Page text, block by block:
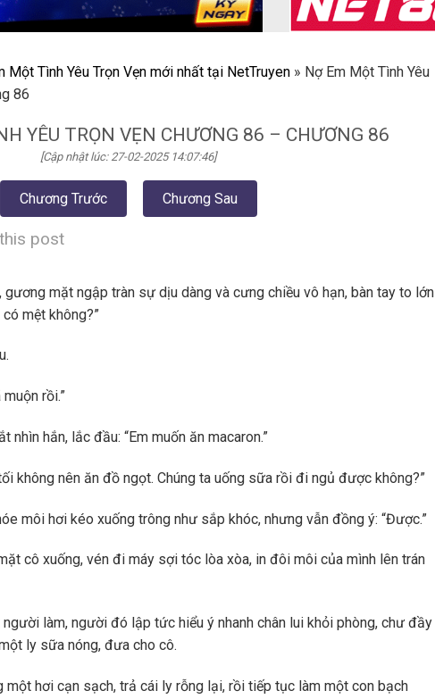
Một Tình Yêu Trọn Vẹn mới nhất tại NetTruyen » Nợ Em Một Tình Yêu
86
YÊU TRỌN VẸN CHƯƠNG 86 – CHƯƠNG 86
[Cập nhật lúc: 27-02-2025 14:07:46]
Chương Trước Chương Sau
post
gương mặt ngập tràn sự dịu dàng và cưng chiều vô hạn, bàn tay to lớn
mệt không?”
rồi.”
nhìn hắn, lắc đầu: “Em muốn ăn macaron.”
không nên ăn đồ ngọt. Chúng ta uống sữa rồi đi ngủ được không?”
môi hơi kéo xuống trông như sắp khóc, nhưng vẫn đồng ý: “Được.”
cô xuống, vén đi máy sợi tóc lòa xòa, in đôi môi của mình lên trán
làm, người đó lập tức hiểu ý nhanh chân lui khỏi phòng, chư đầy
ly sữa nóng, đưa cho cô.
một hơi cạn sạch, trả cái ly rỗng lại, rồi tiếp tục làm một con bạch